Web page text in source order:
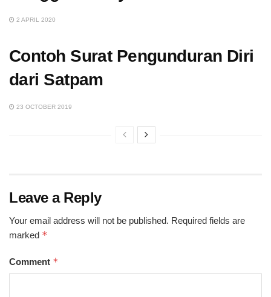
2 APRIL 2020
Contoh Surat Pengunduran Diri
dari Satpam
23 OCTOBER 2019
Leave a Reply
Your email address will not be published. Required fields are
marked *
Comment *